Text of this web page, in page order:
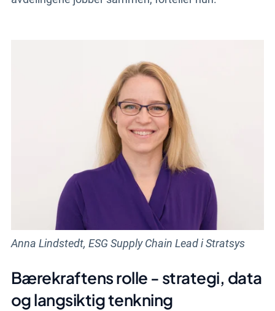
Anna Lindstedt, ESG Supply Chain Lead i Stratsys
Bærekraftens rolle - strategi, data
og langsiktig tenkning